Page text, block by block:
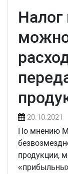
20.10.2021
По мнению
продукции,